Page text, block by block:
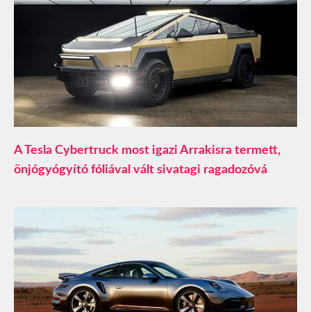
A Tesla Cybertruck most igazi Arrakisra termett,
önjógyógyító fóliával vált sivatagi ragadozóvá